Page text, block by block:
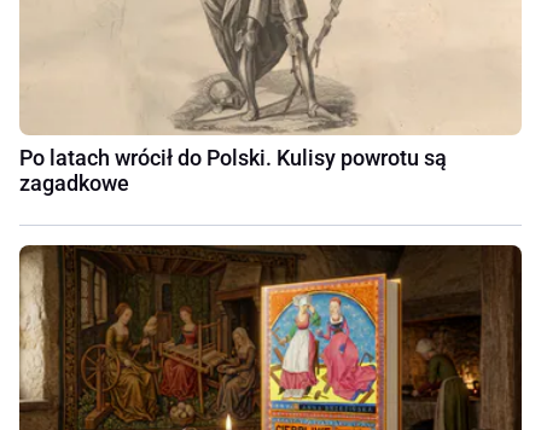
Po latach wrócił do Polski. Kulisy powrotu są
zagadkowe